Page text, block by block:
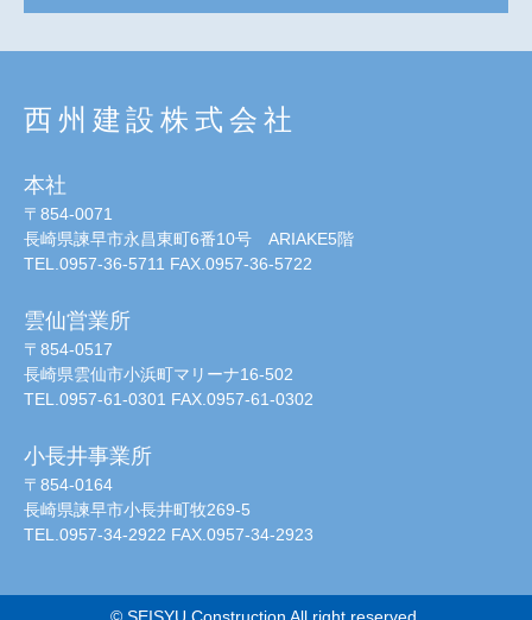
西州建設株式会社
本社
〒854-0071
長崎県諫早市永昌東町6番10号 ARIAKE5階
TEL.0957-36-5711 FAX.0957-36-5722
雲仙営業所
〒854-0517
長崎県雲仙市小浜町マリーナ16-502
TEL.0957-61-0301 FAX.0957-61-0302
小長井事業所
〒854-0164
長崎県諫早市小長井町牧269-5
TEL.0957-34-2922 FAX.0957-34-2923